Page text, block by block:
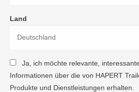
Land
Ja, ich möchte relevante,
Informationen über die von HAPERT
Produkte und Dienstleistungen erhalten.